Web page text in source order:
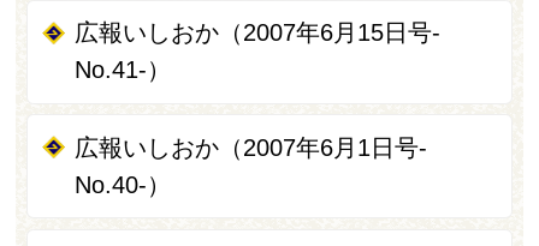
広報いしおか（2007年6月15日号-
No.41-）
広報いしおか（2007年6月1日号-
No.40-）